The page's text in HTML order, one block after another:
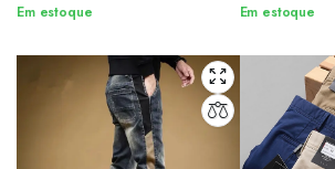
Em estoque Em estoque